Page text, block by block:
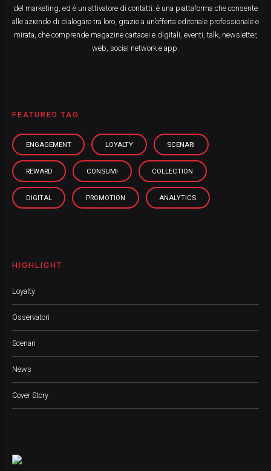
del marketing, ed è un attivatore di contatti: è una piattaforma che consente
alle aziende di dialogare tra loro, grazie a un’offerta editoriale professionale e
mirata, che comprende magazine cartacei e digitali, eventi, talk, newsletter,
web, social network e app.
FEATURED TAG
ENGAGEMENT LOYALTY SCENARI
REWARD CONSUMI COLLECTION
DIGITAL PROMOTION ANALYTICS
HIGHLIGHT
Loyalty
Osservatori
Scenari
News
Cover Story